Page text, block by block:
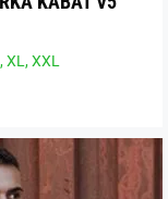
XL,XXL